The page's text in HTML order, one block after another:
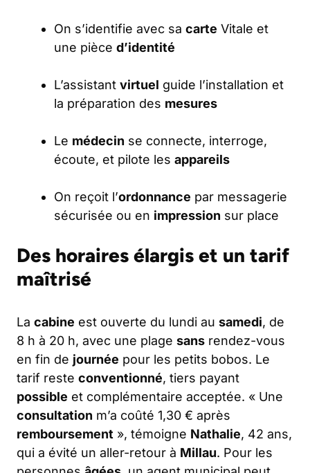
On s’identifie avec sa carte Vitale et
une pièce d’identité
L’assistant virtuel guide l’installation et
la préparation des mesures
Le médecin se connecte, interroge,
écoute, et pilote les appareils
On reçoit l’ordonnance par messagerie
sécurisée ou en impression sur place
Des horaires élargis et un tarif
maîtrisé
La cabine est ouverte du lundi au samedi, de
8 h à 20 h, avec une plage sans rendez-vous
en fin de journée pour les petits bobos. Le
tarif reste conventionné, tiers payant
possible et complémentaire acceptée. « Une
consultation m’a coûté 1,30 € après
remboursement », témoigne Nathalie, 42 ans,
qui a évité un aller-retour à Millau. Pour les